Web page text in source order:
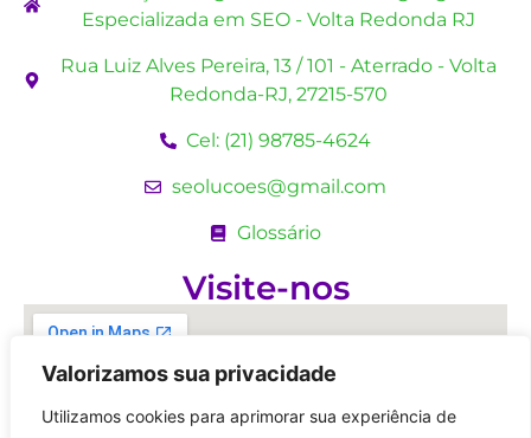
Valorizamos sua privacidade
Utilizamos cookies para aprimorar sua experiência de
Especializada em SEO - Volta Redonda RJ
Rua Luiz Alves Pereira, 13 / 101 - Aterrado - Volta
Redonda-RJ, 27215-570
Cel: (21) 98785-4624
seolucoes@gmail.com
Glossário
Visite-nos